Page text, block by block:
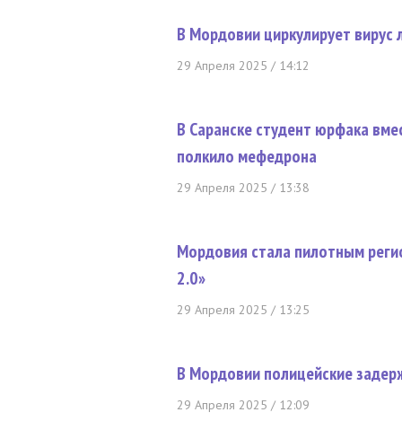
В Мордовии циркулирует
29 Апреля 2025 / 14:12
В Саранске студент юрфака
полкило мефедрона
29 Апреля 2025 / 13:38
Мордовия стала пилотным
2.0»
29 Апреля 2025 / 13:25
В Мордовии полицейские
29 Апреля 2025 / 12:09